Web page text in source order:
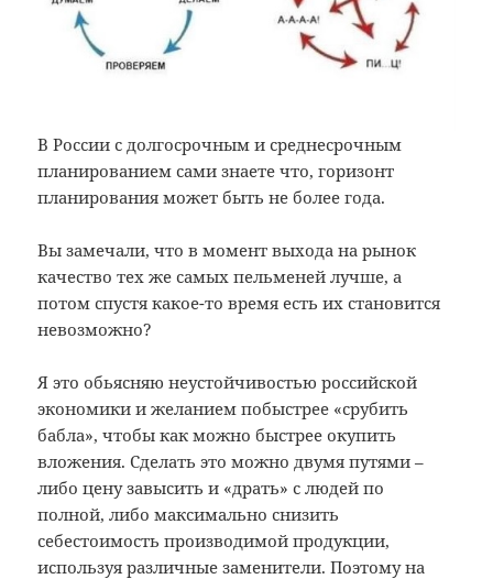
В России с долгосрочным и среднесрочным
планированием сами знаете что, горизонт
планирования может быть не более года.
Вы замечали, что в момент выхода на рынок
качество тех же самых пельменей лучше, а
потом спустя какое-то время есть их становится
невозможно?
Я это обьясняю неустойчивостью российской
экономики и желанием побыстрее «срубить
бабла», чтобы как можно быстрее окупить
вложения. Сделать это можно двумя путями –
либо цену завысить и «драть» с людей по
полной, либо максимально снизить
себестоимость производимой продукции,
используя различные заменители. Поэтому на